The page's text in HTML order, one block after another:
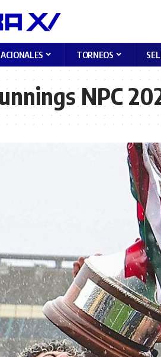
TORNEOS
NPC